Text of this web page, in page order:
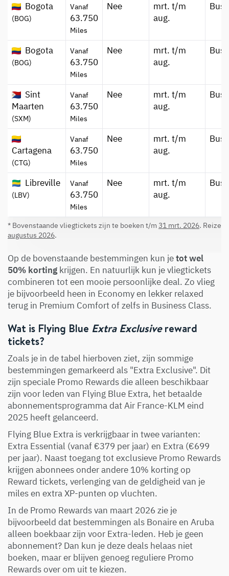
Bogota
(BOG)
Vanaf
63.750
Miles
Nee
mrt. t/m
aug.
Bogota
(BOG)
Vanaf
63.750
Miles
Nee
mrt. t/m
aug.
Sint
Maarten
(SXM)
Vanaf
63.750
Miles
Nee
mrt. t/m
aug.
Cartagena
(CTG)
Vanaf
63.750
Miles
Nee
mrt. t/m
aug.
Libreville
(LBV)
Vanaf
63.750
Miles
Nee
mrt. t/m
aug.
* Bovenstaande vliegtickets zijn te boeken t/m 31 mrt. 2026. Reizen
augustus 2026.
Op de bovenstaande bestemmingen kun jetot wel
50% korting krijgen. En natuurlijk kun je vliegtickets
combineren tot een mooie persoonlijke deal. Zo vlieg
je bijvoorbeeld heen in Economy en lekker relaxed
terug in Premium Comfort of zelfs in Business Class.
Wat is Flying Blue Extra Exclusivereward
tickets?
Zoals je in de tabel hierboven ziet, zijn sommige
bestemmingen gemarkeerd als "Extra Exclusive". Dit
zijn speciale Promo Rewards die alleen beschikbaar
zijn voor leden van Flying Blue Extra, het betaalde
abonnementsprogramma dat Air France-KLM eind
2025 heeft gelanceerd.
Flying Blue Extra is verkrijgbaar in twee varianten:
Extra Essential (vanaf €379 per jaar) en Extra (€699
per jaar). Naast toegang tot exclusieve Promo Rewards
krijgen abonnees onder andere 10% korting op
Reward tickets, verlenging van de geldigheid van je
miles en extra XP-punten op vluchten.
In de Promo Rewards van maart 2026 zie je
bijvoorbeeld dat bestemmingen als Bonaire en Aruba
alleen boekbaar zijn voor Extra-leden. Heb je geen
abonnement? Dan kun je deze deals helaas niet
boeken, maar er blijven genoeg reguliere Promo
Rewards over om uit te kiezen.